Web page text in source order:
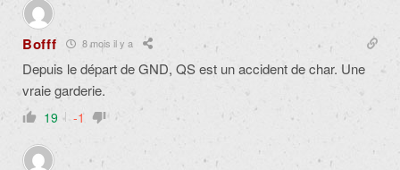
Bofff 8 mois il y a
Depuis le départ de GND, QS est un accident de char. Une
vraie garderie.
19 -1